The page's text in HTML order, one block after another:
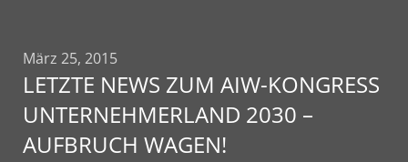
März 25, 2015
LETZTE NEWS ZUM AIW-KONGRESS
UNTERNEHMERLAND 2030 –
AUFBRUCH WAGEN!